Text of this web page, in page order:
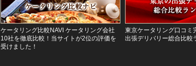
ケータリング比較NAVI ケータリング会社
10社を徹底比較！当サイトが2位の評価を
受けました！
東京ケータリング口コ
出張デリバリー総合比較